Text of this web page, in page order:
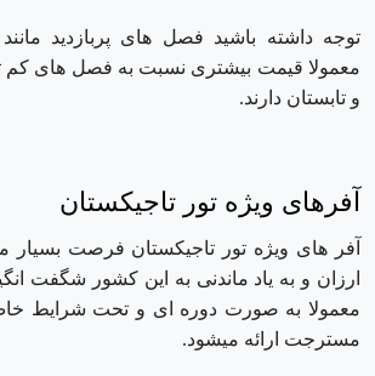
توجه داشته باشید فصل های پربازدید مانند
معمولا قیمت بیشتری نسبت به فصل های کم
و تابستان دارند.
آفرهای ویژه تور تاجیکستان
آفر های ویژه تور تاجیکستان فرصت
ارزان و به یاد ماندنی به این کشور شگفت
معمولا به صورت دوره ای و تحت شرایط
مسترجت ارائه میشود.